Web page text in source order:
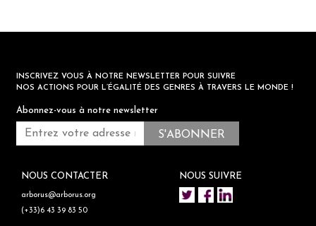
INSCRIVEZ VOUS À NOTRE NEWSLETTER POUR SUIVRE
NOS ACTIONS POUR L’ÉGALITÉ DES GENRES À TRAVERS LE MONDE !
Abonnez-vous à notre newsletter
NOUS CONTACTER
arborus@arborus.org
(+33)6 43 39 83 50
NOUS SUIVRE